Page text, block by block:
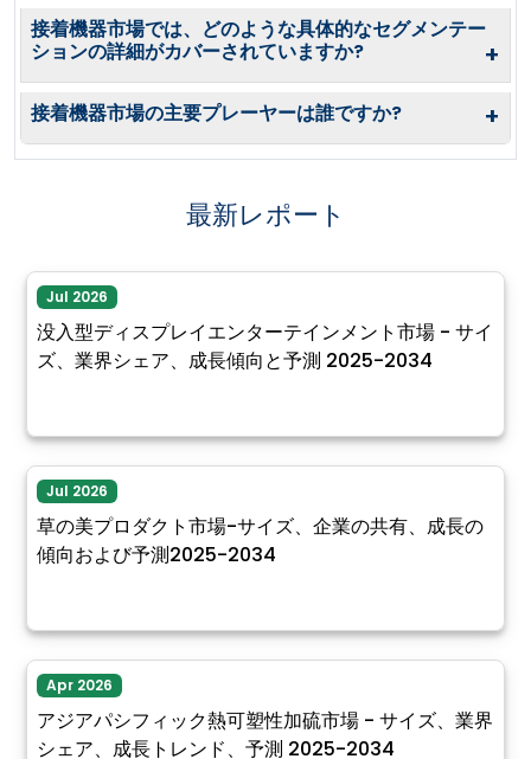
接着機器市場では、どのような具体的なセグメンテー
ションの詳細がカバーされていますか?
+
接着機器市場の主要プレーヤーは誰ですか? +
最新レポート
Jul 2026
没入型ディスプレイエンターテインメント市場 - サイ
ズ、業界シェア、成長傾向と予測 2025-2034
Jul 2026
草の美プロダクト市場-サイズ、企業の共有、成長の
傾向および予測2025-2034
Apr 2026
アジアパシフィック熱可塑性加硫市場 - サイズ、業界
シェア、成長トレンド、予測 2025-2034